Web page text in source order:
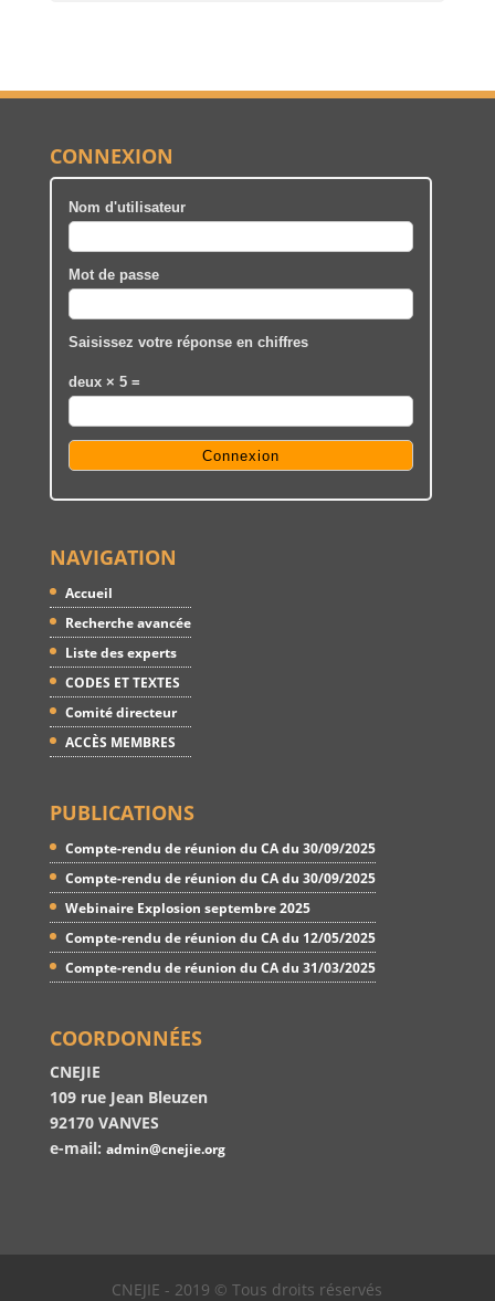
CONNEXION
Nom d'utilisateur
Mot de passe
Saisissez votre réponse en chiffres
deux × 5 =
NAVIGATION
Accueil
Recherche avancée
Liste des experts
CODES ET TEXTES
Comité directeur
ACCÈS MEMBRES
PUBLICATIONS
Compte-rendu de réunion du CA du 30/09/2025
Compte-rendu de réunion du CA du 30/09/2025
Webinaire Explosion septembre 2025
Compte-rendu de réunion du CA du 12/05/2025
Compte-rendu de réunion du CA du 31/03/2025
COORDONNÉES
CNEJIE
109 rue Jean Bleuzen
92170 VANVES
e-mail: admin@cnejie.org
CNEJIE - 2019 © Tous droits réservés